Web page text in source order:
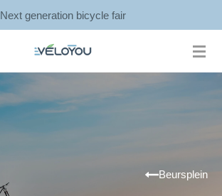
Next generation bicycle fair
Beursplein